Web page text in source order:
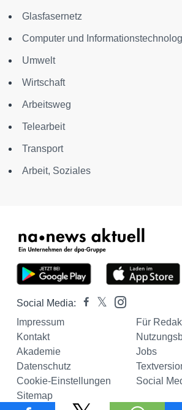
Glasfasernetz
Computer und
Umwelt
Wirtschaft
Arbeitsweg
Telearbeit
Transport
Arbeit, Soziales
Social Media:
Impressum
Für
Kontakt
Akademie
Jobs
Datenschutz
Cookie-Einstellungen
Social
Sitemap